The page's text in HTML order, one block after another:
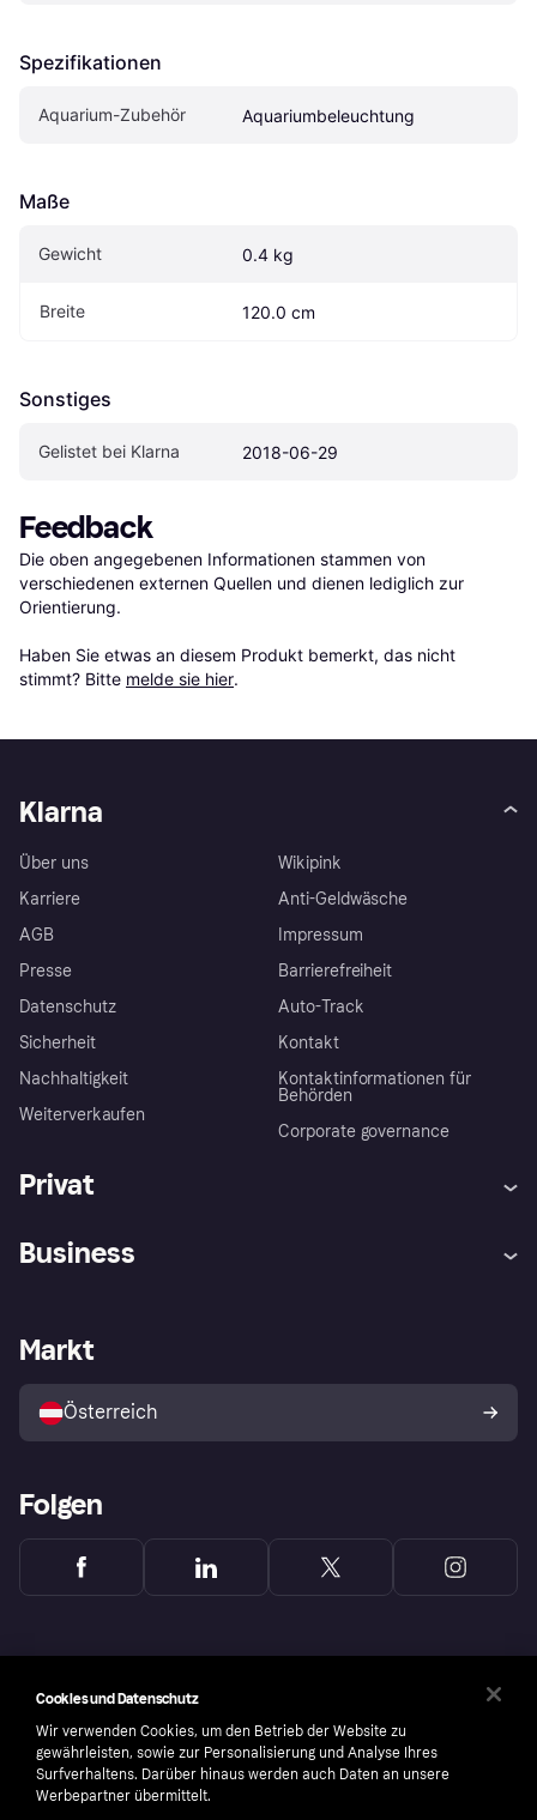
Spezifikationen
Aquarium-Zubehör Aquariumbeleuchtung
Maße
Gewicht 0.4 kg
Breite 120.0 cm
Sonstiges
Gelistet bei Klarna 2018-06-29
Feedback
Die oben angegebenen Informationen stammen von
verschiedenen externen Quellen und dienen lediglich zur
Orientierung.
Haben Sie etwas an diesem Produkt bemerkt, das nicht
stimmt? Bitte melde sie hier.
Klarna
Über uns
Karriere
AGB
Presse
Datenschutz
Sicherheit
Nachhaltigkeit
Weiterverkaufen
Wikipink
Anti-Geldwäsche
Impressum
Barrierefreiheit
Auto-Track
Kontakt
Kontaktinformationen für
Behörden
Corporate governance
Privat
Shops entdecken
Business
Händlerportal
Markt
Österreich
Folgen
Cookies und Datenschutz
Wir verwenden Cookies, um den Betrieb der Website zu
gewährleisten, sowie zur Personalisierung und Analyse Ihres
Surfverhaltens. Darüber hinaus werden auch Daten an unsere
Werbepartner übermittelt.